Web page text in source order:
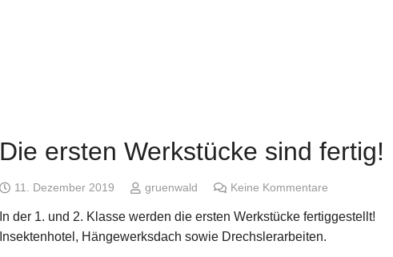
Die ersten Werkstücke sind fertig!
11. Dezember 2019 gruenwald Keine Kommentare
In der 1. und 2. Klasse werden die ersten Werkstücke fertiggestellt!
Insektenhotel, Hängewerksdach sowie Drechslerarbeiten.